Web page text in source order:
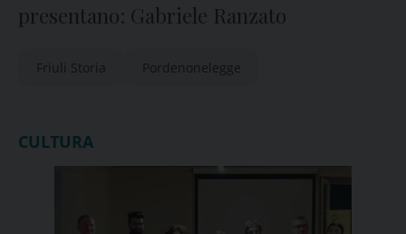
presentano: Gabriele Ranzato
Friuli Storia Pordenonelegge
CULTURA